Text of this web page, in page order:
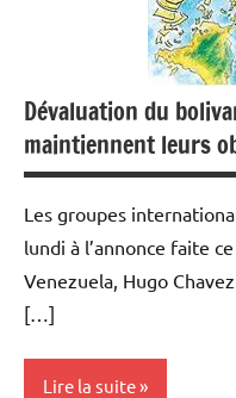
USA
Dévaluation du
maintiennent leurs
Les groupes
lundi à l’annonce faite
Venezuela, Hugo
[…]
Lire la suite